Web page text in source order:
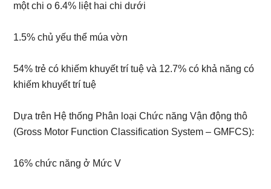
một chi o 6.4% liệt hai chi dưới
1.5% chủ yếu thể múa vờn
54% trẻ có khiếm khuyết trí tuệ và 12.7% có khả năng có
khiếm khuyết trí tuệ
Dựa trên Hệ thống Phân loại Chức năng Vận động thô
(Gross Motor Function Classification System – GMFCS):
16% chức năng ở Mức V